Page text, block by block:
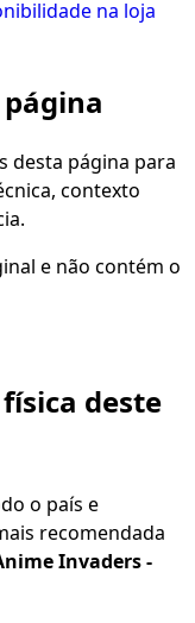
na loja
desta página para
contexto
e não contém o
deste
o país e
recomendada
Invaders -